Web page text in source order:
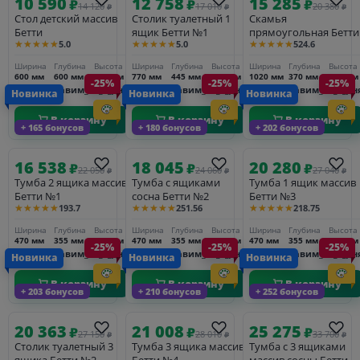
₽14 120 ₽
Стол детский массив
Бетти
★★★★★5.0
Ширина
600 мм
Глубина
600 мм
Высота
560 мм
Доставим_за_3_дня
В корзину
₽17 010 ₽
Столик туалетный 1
ящик Бетти №1
★★★★★5.0
Ширина
770 мм
Глубина
445 мм
Высота
750 мм
Доставим_за_3_дня
В корзину
₽20 380 ₽
Скамья
прямоугольная Бетти
★★★★★524.6
Ширина
1020 мм
Глубина
370 мм
Высота
450 мм
В корзину
+ 165 бонусов
Новинка
-25%
16 538₽22 050 ₽
Тумба 2 ящика массив
Бетти №1
★★★★★193.7
Ширина
470 мм
Глубина
355 мм
Высота
525 мм
Доставим_за_3_дня
В корзину
+ 180 бонусов
Новинка
-25%
18 045₽24 060 ₽
Тумба с ящиками
сосна Бетти №2
★★★★★251.56
Ширина
470 мм
Глубина
355 мм
Высота
460 мм
Доставим_за_3_дня
В корзину
+ 202 бонусов
Новинка
-25%
20 280₽27 040 ₽
Тумба 1 ящик массив
Бетти №3
★★★★★218.75
Ширина
470 мм
Глубина
355 мм
Высота
650 мм
В корзину
+ 203 бонусов
Новинка
-25%
20 363₽27 150 ₽
Столик туалетный 3
+ 210 бонусов
Новинка
-25%
21 008₽28 010 ₽
Тумба 3 ящика массив
+ 252 бонусов
Новинка
-25%
25 275₽33 700 ₽
Тумба с 3 ящиками